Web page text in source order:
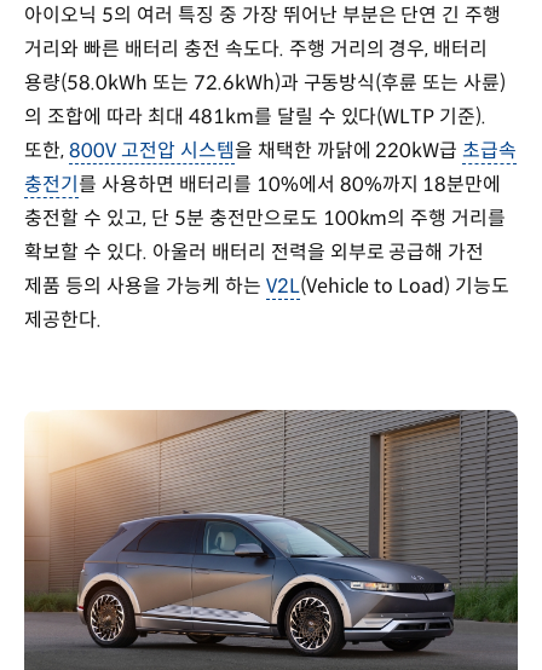
아이오닉 5의 여러 특징 중 가장 뛰어난 부분은 단연 긴 주행
거리와 빠른 배터리 충전 속도다. 주행 거리의 경우, 배터리
용량(58.0kWh 또는 72.6kWh)과 구동방식(후륜 또는 사륜)
의 조합에 따라 최대 481km를 달릴 수 있다(WLTP 기준).
또한,800V 고전압 시스템을 채택한 까닭에 220kW급초급속
충전기를 사용하면 배터리를 10%에서 80%까지 18분만에
충전할 수 있고, 단 5분 충전만으로도 100km의 주행 거리를
확보할 수 있다. 아울러 배터리 전력을 외부로 공급해 가전
제품 등의 사용을 가능케 하는 V2L(Vehicle to Load) 기능도
제공한다.